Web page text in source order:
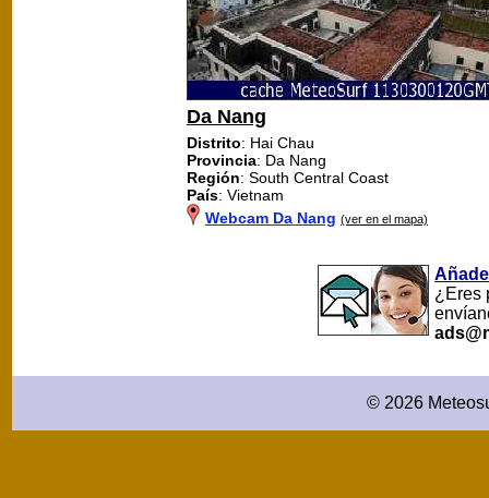
Da Nang
Distrito: Hai Chau
Provincia: Da Nang
Región: South Central Coast
País: Vietnam
Webcam Da Nang (ver en el mapa)
¿Eres
© 2026